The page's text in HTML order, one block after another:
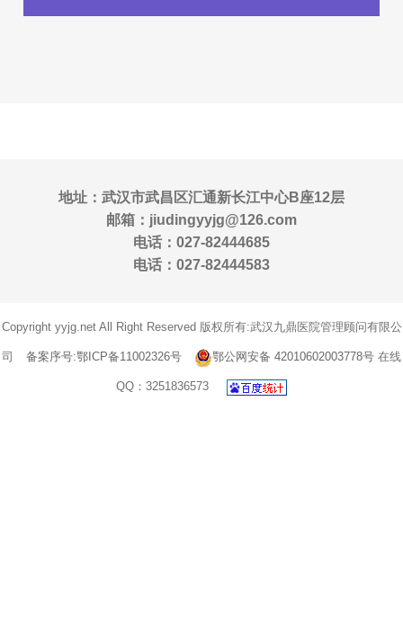
地址：武汉市武昌区汇通新长江中心B座12层
邮箱：jiudingyyjg@126.com
电话：027-82444685
电话：027-82444583
Copyright yyjg.net All Right Reserved 版权所有:武汉九鼎医院管理顾问有限公
司 备案序号:鄂ICP备11002326号 鄂公网安备 42010602003778号 在线
QQ：3251836573